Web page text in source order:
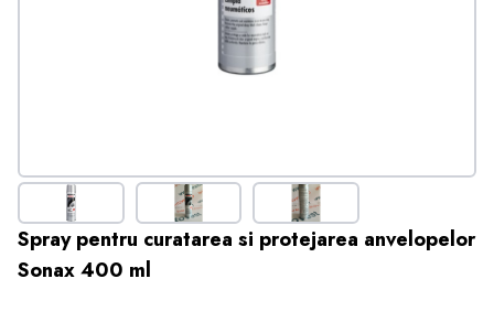
Spray pentru curatarea si protejarea anvelopelor
Sonax 400 ml